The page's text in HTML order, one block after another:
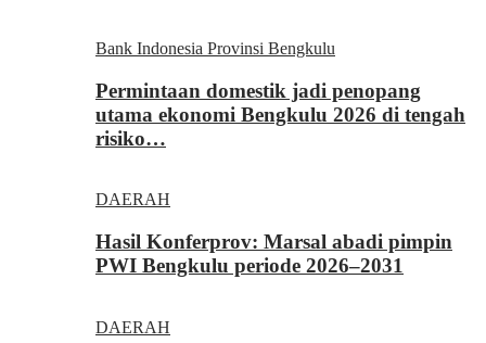
Bank Indonesia Provinsi Bengkulu
Permintaan domestik jadi penopang
utama ekonomi Bengkulu 2026 di tengah
risiko…
DAERAH
Hasil Konferprov: Marsal abadi pimpin
PWI Bengkulu periode 2026–2031
DAERAH